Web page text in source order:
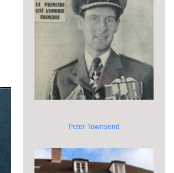
Peter Townsend